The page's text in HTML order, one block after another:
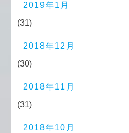
2019年1月
(31)
2018年12月
(30)
2018年11月
(31)
2018年10月